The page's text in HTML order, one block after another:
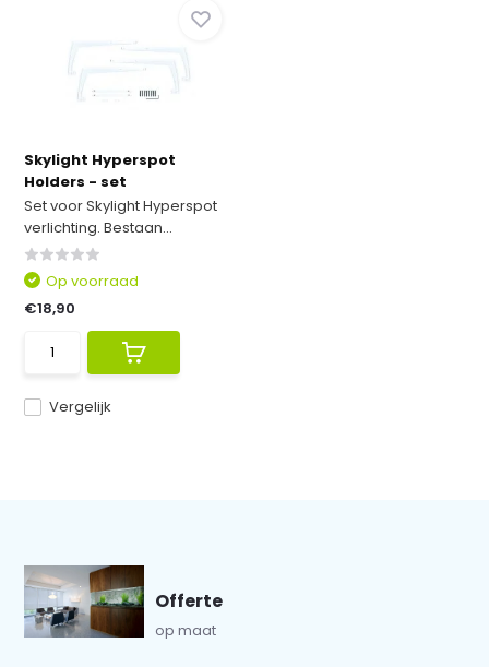
Skylight Hyperspot
Holders - set
Set voor Skylight Hyperspot
verlichting. Bestaan...
Vergelijk
Op voorraad
€18,90
Offerte
op maat